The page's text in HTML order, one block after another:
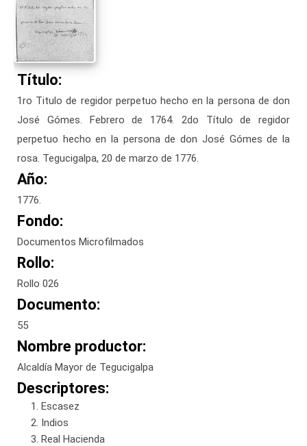
Título:
1ro Titulo de regidor perpetuo hecho en la persona de don
José Gómes. Febrero de 1764. 2do Título de regidor
perpetuo hecho en la persona de don José Gómes de la
rosa. Tegucigalpa, 20 de marzo de 1776.
Año:
1776.
Fondo:
Documentos Microfilmados
Rollo:
Rollo 026
Documento:
55
Nombre productor:
Alcaldía Mayor de Tegucigalpa
Descriptores:
Escasez
Indios
Real Hacienda